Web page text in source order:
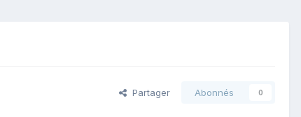
Partager Abonnés 0